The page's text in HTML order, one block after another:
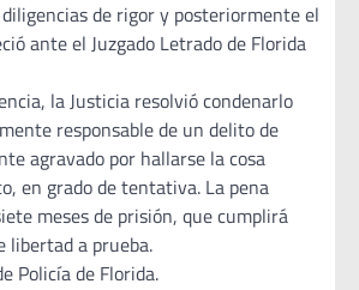
de rigor y posteriormente el
ante el Juzgado Letrado de Florida
la Justicia resolvió condenarlo
responsable de un delito de
agravado por hallarse la cosa
en grado de tentativa. La pena
meses de prisión, que cumplirá
libertad a prueba.
Policía de Florida.